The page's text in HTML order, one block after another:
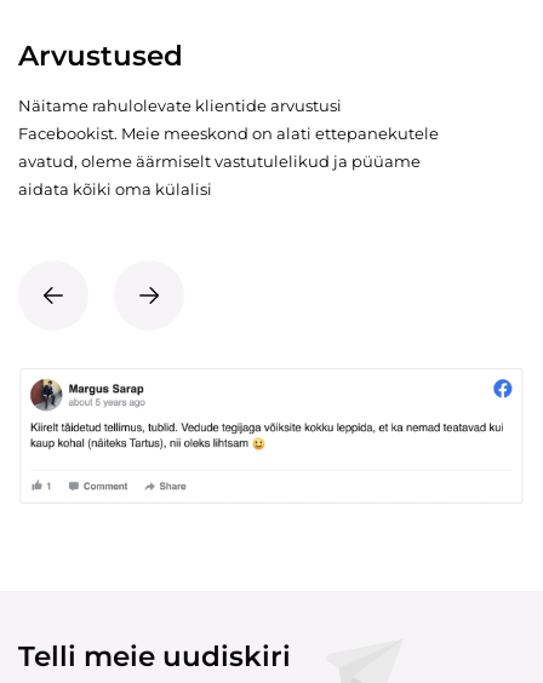
Arvustused
Näitame rahulolevate klientide arvustusi
Facebookist. Meie meeskond on alati ettepanekutele
avatud, oleme äärmiselt vastutulelikud ja püüame
aidata kõiki oma külalisi
Telli meie uudiskiri